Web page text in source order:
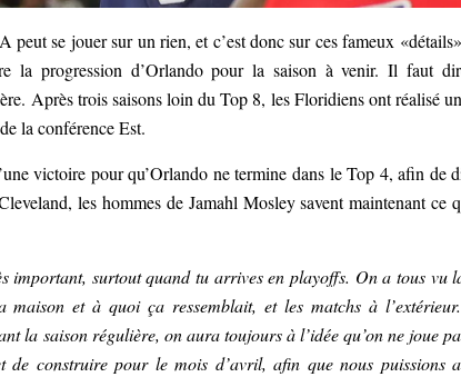
peut se jouer sur un rien, et c’est donc sur ces fameux
la progression d’Orlando pour la saison à venir. Il faut
Après trois saisons loin du Top 8, les Floridiens ont réalisé
la conférence Est.
victoire pour qu’Orlando ne termine dans le Top 4, afin de
les hommes de Jamahl Mosley savent maintenant ce
important, surtout quand tu arrives en playoffs. On a tous vu
maison et à quoi ça ressemblait, et les matchs à
la saison régulière, on aura toujours à l’idée qu’on ne joue
de construire pour le mois d’avril, afin que nous puissions